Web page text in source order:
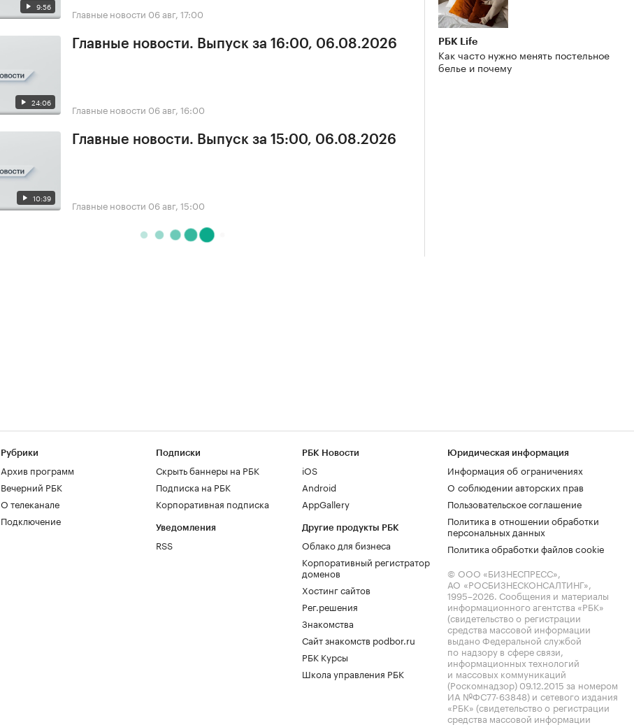
9:56 Главные новости 06 авг, 17:00
24:06
Главные новости. Выпуск за 16:00, 06.08.2026
Главные новости 06 авг, 16:00
10:39
Главные новости. Выпуск за 15:00, 06.08.2026
Главные новости 06 авг, 15:00
РБК Life
Как часто нужно менять постельное
белье и почему
Рубрики
Архив программ
Вечерний РБК
О телеканале
Подключение
Подписки
Скрыть баннеры на РБК
Подписка на РБК
Корпоративная подписка
Уведомления
RSS
РБК Новости
iOS
Android
AppGallery
Другие продукты РБК
Облако для бизнеса
Корпоративный регистратор
доменов
Хостинг сайтов
Рег.решения
Знакомства
Сайт знакомств podbor.ru
РБК Курсы
Школа управления РБК
Юридическая информация
Информация об ограничениях
О соблюдении авторских прав
Пользовательское соглашение
Политика в отношении обработки
персональных данных
Политика обработки файлов cookie
© ООО «БИЗНЕСПРЕСС»,
АО «РОСБИЗНЕСКОНСАЛТИНГ»,
1995–2026. Сообщения и материалы
информационного агентства «РБК»
(свидетельство о регистрации
средства массовой информации
выдано Федеральной службой
по надзору в сфере связи,
информационных технологий
и массовых коммуникаций
(Роскомнадзор) 09.12.2015 за номером
ИА №ФС77-63848) и сетевого издания
«РБК» (свидетельство о регистрации
средства массовой информации